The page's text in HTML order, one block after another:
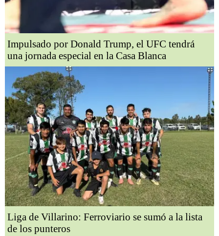
Impulsado por Donald Trump, el UFC tendrá
una jornada especial en la Casa Blanca
Liga de Villarino: Ferroviario se sumó a la lista
de los punteros